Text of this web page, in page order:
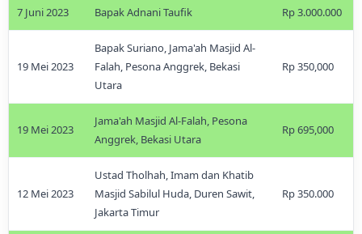
7 Juni 2023 Bapak Adnani Taufik Rp 3.000.000
19 Mei 2023
Bapak Suriano, Jama'ah Masjid Al-
Falah, Pesona Anggrek, Bekasi
Utara
Rp 350,000
19 Mei 2023
Jama'ah Masjid Al-Falah, Pesona
Anggrek, Bekasi Utara
Rp 695,000
12 Mei 2023
Ustad Tholhah, Imam dan Khatib
Masjid Sabilul Huda, Duren Sawit,
Jakarta Timur
Rp 350.000